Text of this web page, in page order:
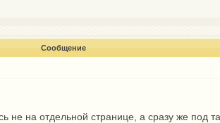
Сообщение
не на отдельной странице, а сразу же под